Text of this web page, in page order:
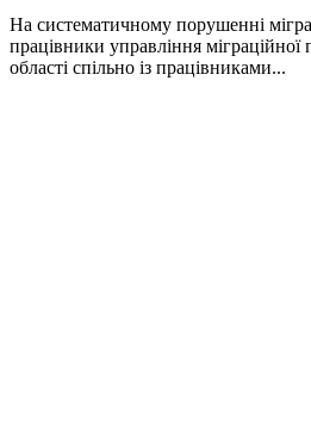
На систематичному порушенні
працівники управління міграційної
області спільно із працівниками...